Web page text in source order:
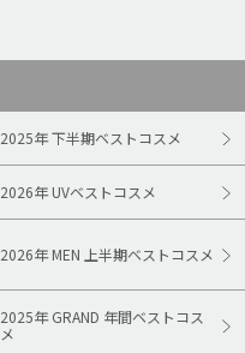
2025年 下半期ベストコスメ
2026年 UVベストコスメ
2026年 MEN 上半期ベストコスメ
2025年 GRAND 年間ベストコス
メ